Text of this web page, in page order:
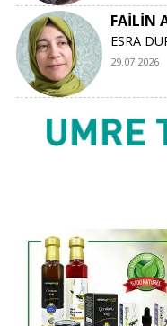
FAİLİN
ESRA
29.07.2026